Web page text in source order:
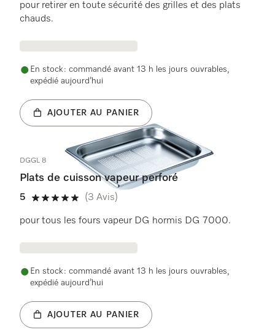
pour retirer en toute sécurité des grilles et des plats
chauds.
En stock : commandé avant 13 h les jours ouvrables,
expédié aujourd’hui
AJOUTER AU PANIER
DGGL 8
Plats de cuisson vapeur perforé
5
5 étoiles sur 5
(3 Avis)
pour tous les fours vapeur DG hormis DG 7000.
En stock : commandé avant 13 h les jours ouvrables,
expédié aujourd’hui
AJOUTER AU PANIER